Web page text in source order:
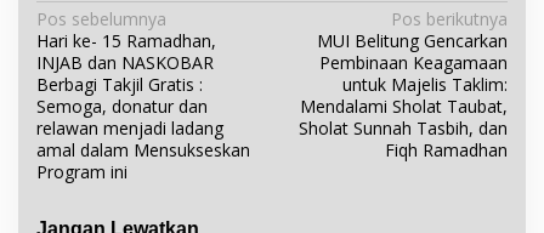
N
a
v
i
g
a
i
Pos sebelumnya
Hari ke- 15 Ramadhan,
INJAB dan NASKOBAR
Berbagi Takjil Gratis :
Semoga, donatur dan
relawan menjadi ladang
amal dalam Mensukseskan
Program ini
Pos berikutnya
MUI Belitung Gencarkan
Pembinaan Keagamaan
untuk Majelis Taklim:
Mendalami Sholat Taubat,
Sholat Sunnah Tasbih, dan
Fiqh Ramadhan